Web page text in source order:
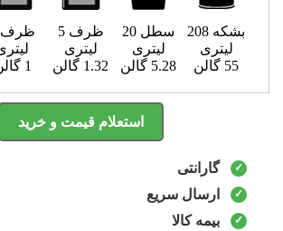
بشکه 208
لیتری
55 گالن
سطل 20
لیتری
5.28 گالن
ظرف 5
لیتری
1.32 گالن
1 گالن
استعلام قیمت و خرید
گارانتی
ارسال سریع
بیمه کالا